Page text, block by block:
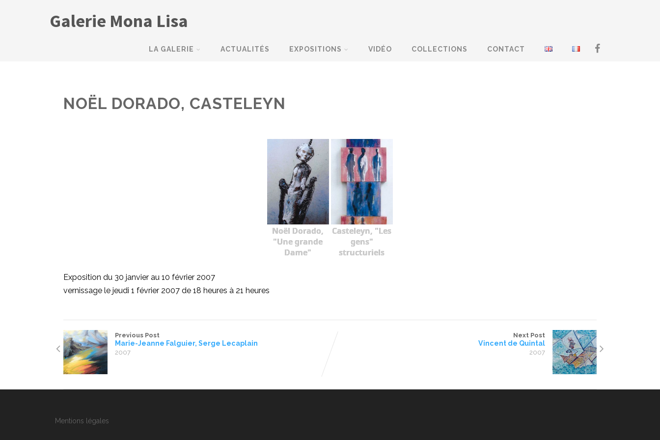
Galerie Mona Lisa
LA GALERIE ACTUALITÉS EXPOSITIONS VIDÉO COLLECTIONS CONTACT
NOËL DORADO, CASTELEYN
Noël Dorado,
"Une grande
Dame"
Casteleyn, "Les
gens"
structuriels
Exposition du 30 janvier au 10 février 2007
vernissage le jeudi 1 février 2007 de 18 heures à 21 heures
Previous Post
Marie-Jeanne Falguier, Serge Lecaplain
2007
Next Post
Vincent de Quintal
2007
Mentions légales